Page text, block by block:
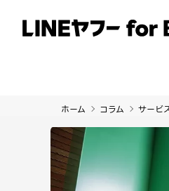
サービス 事例
ホーム コラム サービ